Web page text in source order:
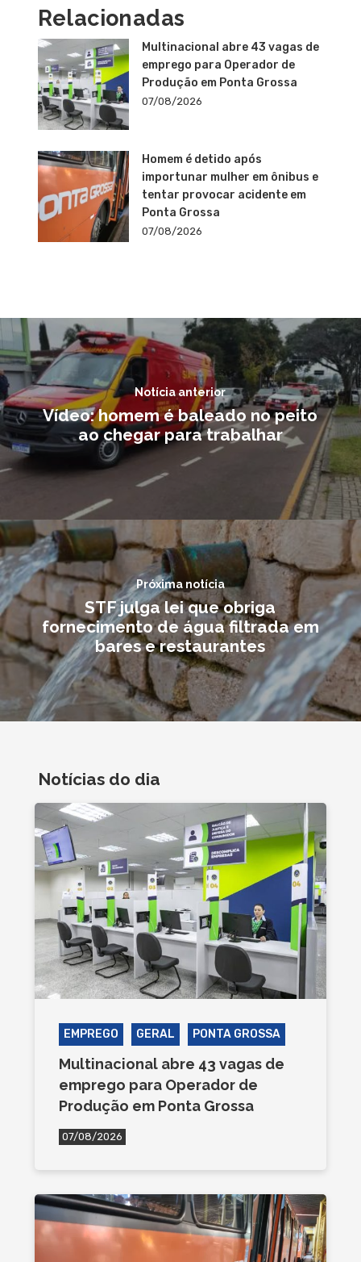
Relacionadas
Multinacional abre 43 vagas de
emprego para Operador de
Produção em Ponta Grossa
07/08/2026
Homem é detido após
importunar mulher em ônibus e
tentar provocar acidente em
Ponta Grossa
07/08/2026
Notícia anterior
Vídeo: homem é baleado no peito
ao chegar para trabalhar
Próxima notícia
STF julga lei que obriga
fornecimento de água filtrada em
bares e restaurantes
Notícias do dia
EMPREGO GERAL PONTA GROSSA
Multinacional abre 43 vagas de
emprego para Operador de
Produção em Ponta Grossa
07/08/2026